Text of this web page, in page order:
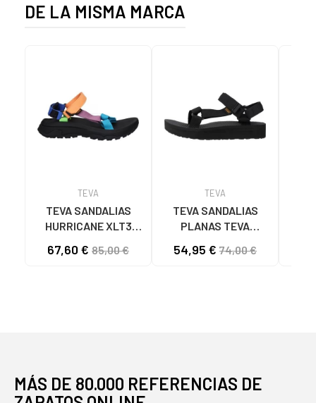
DE LA MISMA MARCA
TEVA
TEVA SANDALIAS
HURRICANE XLT3
MULTI
67,60 € 85,00 €
TEVA
TEVA SANDALIAS
PLANAS TEVA
MUJER, NEGRO NEGRO
54,95 € 74,00 €
MÁS DE 80.000 REFERENCIAS DE